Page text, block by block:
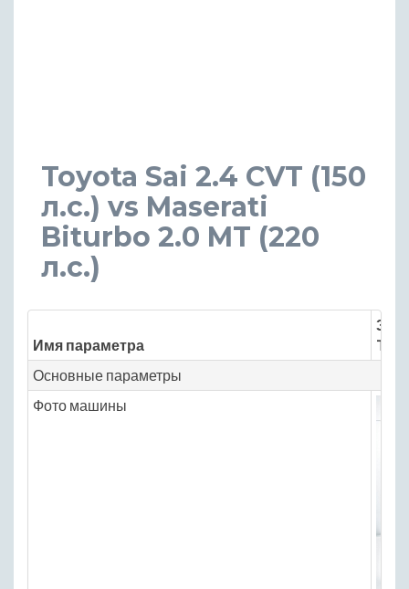
Toyota Sai 2.4 CVT (150
л.с.) vs Maserati
Biturbo 2.0 MT (220
л.с.)
Имя параметра
Основные параметры
Фото машины